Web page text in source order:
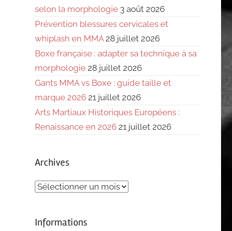
selon la morphologie 3 août 2026
Prévention blessures cervicales et
whiplash en MMA 28 juillet 2026
Boxe française : adapter sa technique à sa
morphologie 28 juillet 2026
Gants MMA vs Boxe : guide taille et
marque 2026 21 juillet 2026
Arts Martiaux Historiques Européens :
Renaissance en 2026 21 juillet 2026
Archives
Archives
Informations